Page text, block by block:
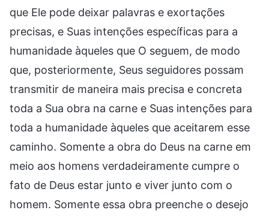
que Ele pode deixar palavras e exortações
precisas, e Suas intenções específicas para a
humanidade àqueles que O seguem, de modo
que, posteriormente, Seus seguidores possam
transmitir de maneira mais precisa e concreta
toda a Sua obra na carne e Suas intenções para
toda a humanidade àqueles que aceitarem esse
caminho. Somente a obra do Deus na carne em
meio aos homens verdadeiramente cumpre o
fato de Deus estar junto e viver junto com o
homem. Somente essa obra preenche o desejo